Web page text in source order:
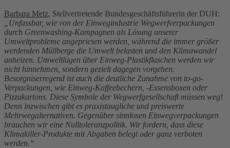
Barbara Metz, Stellvertretende Bundesgeschäftsführerin der DUH:
„Unfassbar, wie von der Einwegindustrie Wegwerfverpackungen
durch Greenwashing-Kampagnen als Lösung unserer
Umweltprobleme angepriesen werden, während die immer größer
werdenden Müllberge die Umwelt belasten und den Klimawandel
anheizen. Umweltlügen über Einweg-Plastikflaschen werden wir
nicht hinnehmen, sondern gezielt dagegen vorgehen.
Besorgniserregend ist auch die deutliche Zunahme von to-go-
Verpackungen, wie Einweg-Kaffeebechern, -Essensboxen oder
Pizzakartons. Diese Symbole der Wegwerfgesellschaft müssen weg!
Denn inzwischen gibt es praxistaugliche und preiswerte
Mehrwegalternativen. Gegenüber sinnlosen Einwegverpackungen
brauchen wir eine Nulltoleranzpolitik. Wir fordern, dass diese
Klimakiller-Produkte mit Abgaben belegt oder ganz verboten
werden.“